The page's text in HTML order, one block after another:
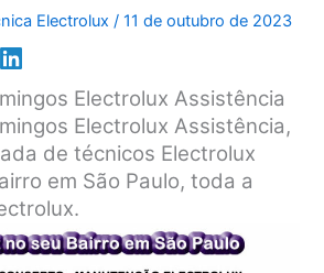
Electrolux/11 de outubro de 2023
Electrolux Assistência
Electrolux Assistência,
de técnicos Electrolux
em São Paulo, toda a